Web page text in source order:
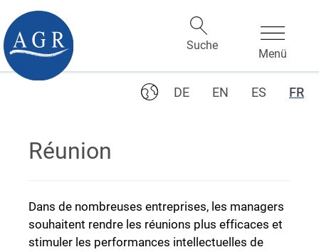
DE EN ES FR
Réunion
Dans de nombreuses entreprises, les managers
souhaitent rendre les réunions plus efficaces et
stimuler les performances intellectuelles de